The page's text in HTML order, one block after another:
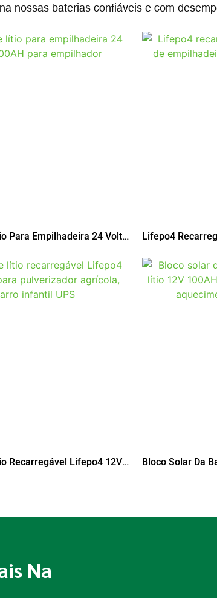
nossas baterias confiáveis ​​​​e com
Para Empilhadeira 24 Volts
Lifepo4
Recarregável Lifepo4 12V
Bloco Solar Da
Na